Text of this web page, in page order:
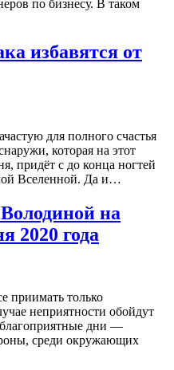
по бизнесу. В таком
избавятся от
для полного счастья
которая на этот
придёт с до конца ногтей
Вселенной. Да и…
на
2020 года
приимать только
неприятности обойдут
дни —
среди окружающих